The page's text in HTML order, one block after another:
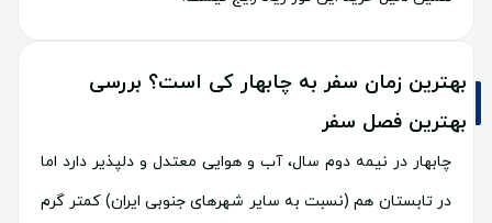
بهترین زمان سفر به چابهار کی است؟ بررسی
بهترین فصل سفر
چابهار در نیمه دوم سال، آب و هوایی معتدل و دلپذیر دارد اما
در تابستان هم (نسبت به سایر شهرهای جنوبی ایران) کمتر گرم